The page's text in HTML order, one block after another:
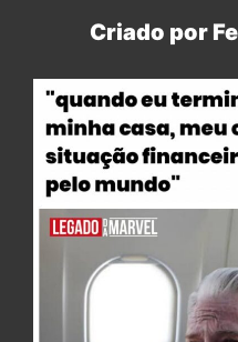
Criado por